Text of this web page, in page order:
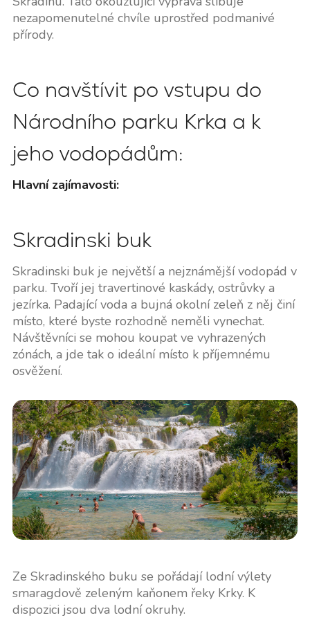
nezapomenutelné chvíle uprostřed podmanivé
přírody.
Co navštívit po vstupu do
Národního parku Krka a k
jeho vodopádům:
Hlavní zajímavosti:
Skradinski buk
Skradinski buk je největší a nejznámější vodopád v
parku. Tvoří jej travertinové kaskády, ostrůvky a
jezírka. Padající voda a bujná okolní zeleň z něj činí
místo, které byste rozhodně neměli vynechat.
Návštěvníci se mohou koupat ve vyhrazených
zónách, a jde tak o ideální místo k příjemnému
osvěžení.
Ze Skradinského buku se pořádají lodní výlety
smaragdově zeleným kaňonem řeky Krky. K
dispozici jsou dva lodní okruhy.